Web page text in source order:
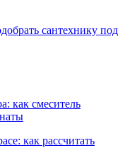
сантехнику под
как смеситель
как рассчитать